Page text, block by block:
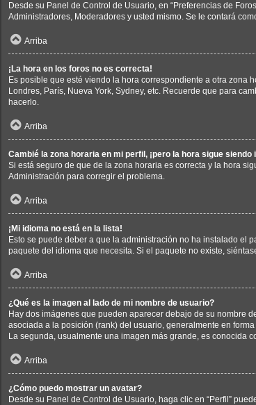
Desde su Panel de Control de Usuario, en “Preferencias de
Administradores, Moderadores y usted mismo. Se le contará
Arriba
¡La hora en los foros no es correcta!
Es posible que esté viendo la hora correspondiente a otra zona
Londres, París, Nueva York, Sydney, etc. Recuerde que para
hacerlo.
Arriba
Cambié la zona horaria en mi perfil, ¡pero la hora sigue siendo
Si está seguro de que de la zona horaria es correcta y la hora
Administración para corregir el problema.
Arriba
¡Mi idioma no está en la lista!
Esto se puede deber a que la administración no ha instalado el
paquete del idioma que necesita. Si el paquete no existe,
Arriba
¿Qué es la imagen al lado de mi nombre de usuario?
Hay dos imágenes que pueden aparecer debajo de su nombre
asociada a la posición (rank) del usuario, generalmente en
La segunda, usualmente una imagen más grande, es conocida
Arriba
¿Cómo puedo mostrar un avatar?
Desde su Panel de Control de Usuario, haga clic en “Perfil”